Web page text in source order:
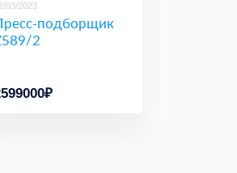
03/2023
подборщик
2